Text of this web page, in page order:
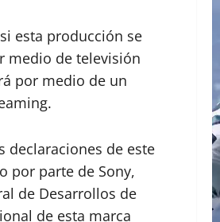
esta producción se
medio de televisión
por medio de un
declaraciones de este
por parte de Sony,
de Desarrollos de
de esta marca